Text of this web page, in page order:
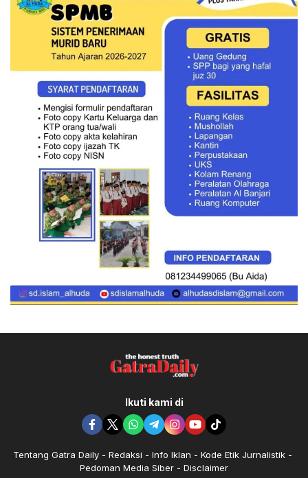
Ikuti kami di
Tentang Gatra Daily Redaksi Info Iklan
Kode Etik Jurnalistik
Pedoman Media Siber
Disclaimer